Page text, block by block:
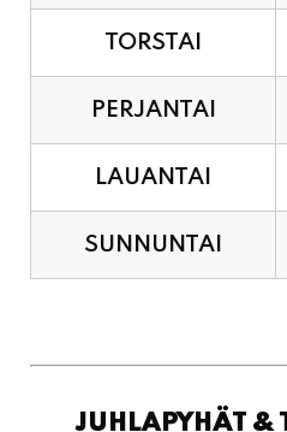
TORSTAI
PERJANTAI
LAUANTAI
SUNNUNTAI
JUHLAPYHÄT &